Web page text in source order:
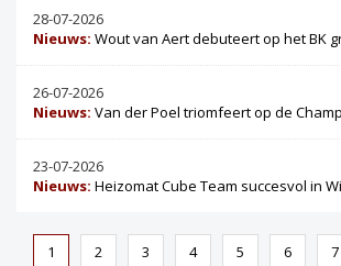
28-07-2026
Nieuws: Wout van Aert debuteert op het BK
26-07-2026
Nieuws: Van der Poel triomfeert op de
23-07-2026
Nieuws: Heizomat Cube Team succesvol in
1 2 3 4 5 6 7